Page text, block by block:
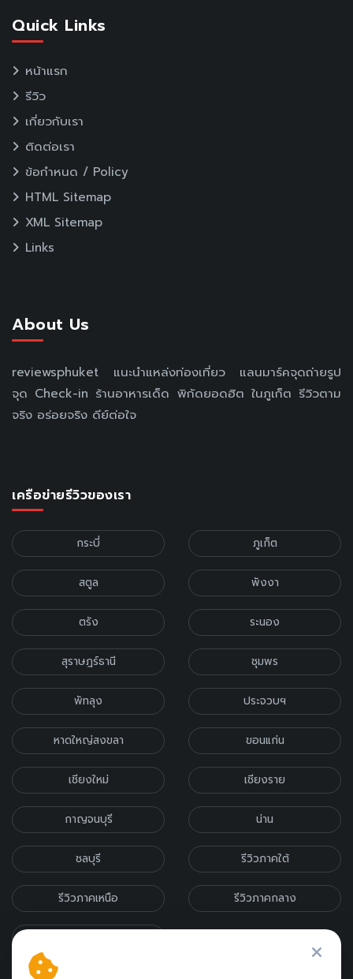
Quick Links
หน้าแรก
รีวิว
เกี่ยวกับเรา
ติดต่อเรา
ข้อกำหนด / Policy
HTML Sitemap
XML Sitemap
Links
About Us
reviewsphuket แนะนำแหล่งท่องเที่ยว แลนมาร์คจุดถ่ายรูป
จุด Check-in ร้านอาหารเด็ด พิกัดยอดฮิต ในภูเก็ต รีวิวตาม
จริง อร่อยจริง ดีย์ต่อใจ
เครือข่ายรีวิวของเรา
กระบี่ ภูเก็ต
สตูล พังงา
ตรัง ระนอง
สุราษฎร์ธานี ชุมพร
พัทลุง ประจวบฯ
หาดใหญ่สงขลา ขอนแก่น
เชียงใหม่ เชียงราย
กาญจนบุรี น่าน
ชลบุรี รีวิวภาคใต้
รีวิวภาคเหนือ รีวิวภาคกลาง